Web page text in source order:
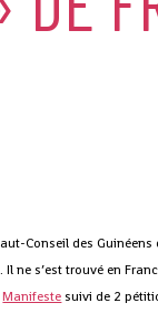
Conseil des Guinéens
s’est trouvé en
Manifestesuivi de 2